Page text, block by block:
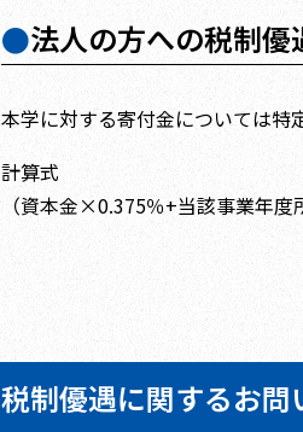
●法人の方への税制優
本学に対する寄付金については特
計算式
（資本金×0.375％+当該事業年
税制優遇に関するお問